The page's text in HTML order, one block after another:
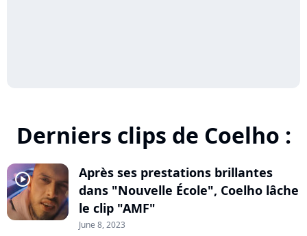
Derniers clips de Coelho :
player2
Après ses prestations brillantes
dans "Nouvelle École", Coelho lâche
le clip "AMF"
June 8, 2023